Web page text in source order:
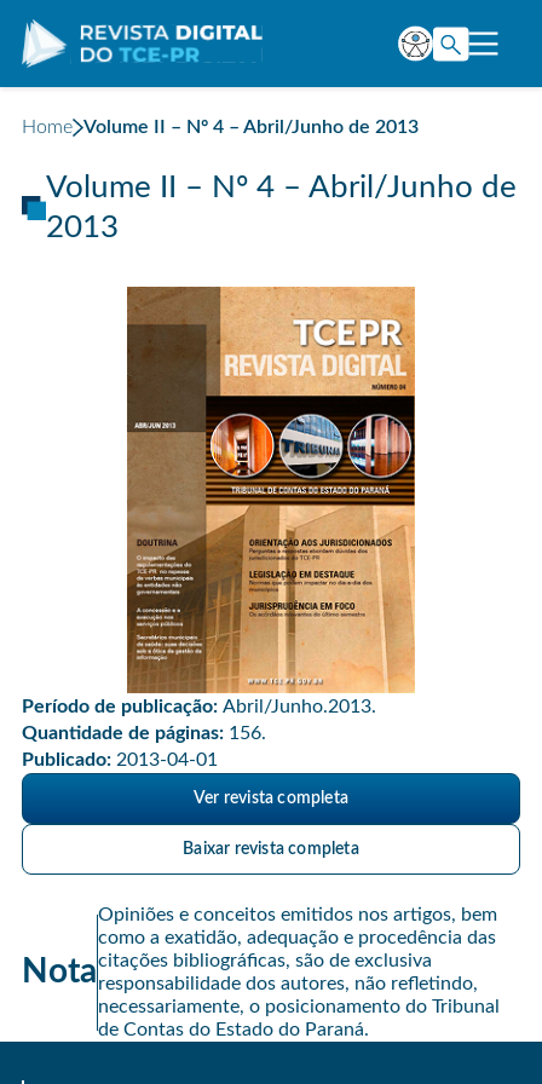
Home Volume II – Nº 4 – Abril/Junho de 2013
Volume II – Nº 4 – Abril/Junho de
2013
Período de publicação: Abril/Junho.2013.
Quantidade de páginas: 156.
Publicado: 2013-04-01
Ver revista completa
Baixar revista completa
Nota
Opiniões e conceitos emitidos nos artigos, bem
como a exatidão, adequação e procedência das
citações bibliográficas, são de exclusiva
responsabilidade dos autores, não refletindo,
necessariamente, o posicionamento do Tribunal
de Contas do Estado do Paraná.